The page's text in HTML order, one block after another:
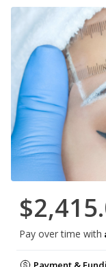
Pay over time with